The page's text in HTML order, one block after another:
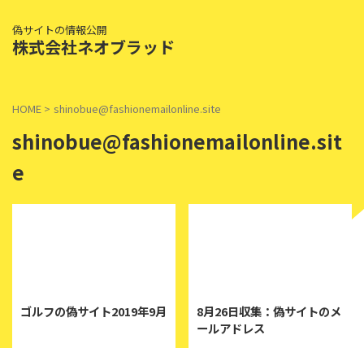
偽サイトの情報公開
株式会社ネオブラッド
HOME > shinobue@fashionemailonline.site
shinobue@fashionemailonline.sit
e
ゴルフの偽サイト2019年9月
8月26日収集：偽サイトのメ
ールアドレス